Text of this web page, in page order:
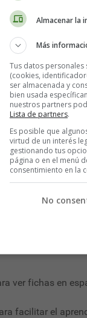
ver fichas en
facilitar el
Almacenar la
Más
Tus datos
(cookies,
ser almacenada y
bien usada
nuestros partners
Lista de partners.
Es posible que
virtud de un interés
gestionando tus
página o en el menú
consentimiento en la
No